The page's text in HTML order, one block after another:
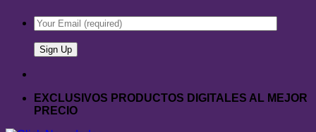
EXCLUSIVOS PRODUCTOS DIGITALES AL MEJOR
PRECIO